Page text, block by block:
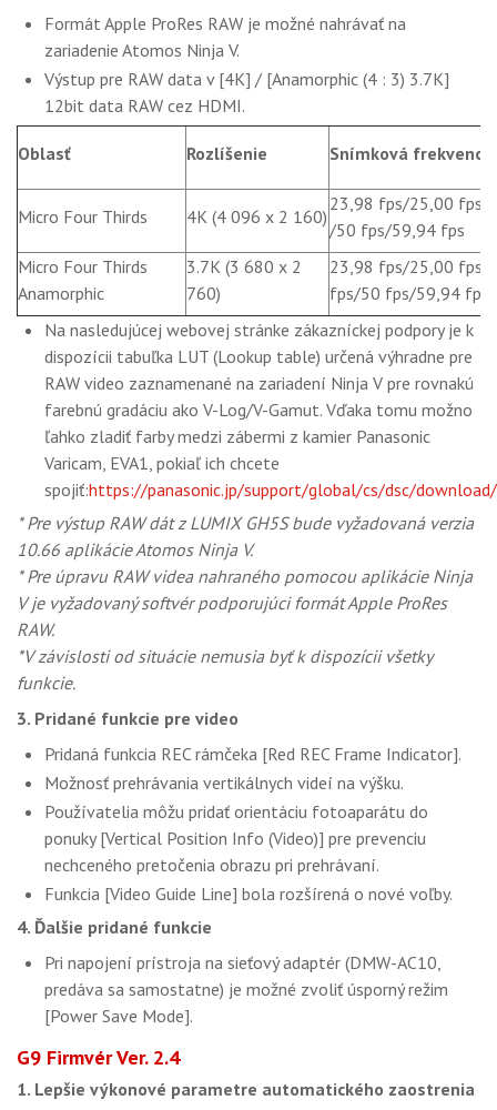
Formát Apple ProRes RAW je možné nahrávať na
zariadenie Atomos Ninja V.
Výstup pre RAW data v [4K] / [Anamorphic (4 : 3) 3.7K]
12bit data RAW cez HDMI.
Oblasť Rozlíšenie Snímková frekvencia
Micro Four Thirds 4K (4 096 x 2 160)
23,98 fps/25,00 fps/
/50 fps/59,94 fps
Micro Four Thirds
Anamorphic
3.7K (3 680 x 2
760)
23,98 fps/25,00 fps/
fps/50 fps/59,94 fps
Na nasledujúcej webovej stránke zákazníckej podpory je k
dispozícii tabuľka LUT (Lookup table) určená výhradne pre
RAW video zaznamenané na zariadení Ninja V pre rovnakú
farebnú gradáciu ako V-Log/V-Gamut. Vďaka tomu možno
ľahko zladiť farby medzi zábermi z kamier Panasonic
Varicam, EVA1, pokiaľ ich chcete
spojiť:https://panasonic.jp/support/global/cs/dsc/
* Pre výstup RAW dát z LUMIX GH5S bude vyžadovaná verzia
10.66 aplikácie Atomos Ninja V.
* Pre úpravu RAW videa nahraného pomocou aplikácie Ninja
V je vyžadovaný softvér podporujúci formát Apple ProRes
RAW.
*V závislosti od situácie nemusia byť k dispozícii všetky
funkcie.
3. Pridané funkcie pre video
Pridaná funkcia REC rámčeka [Red REC Frame Indicator].
Možnosť prehrávania vertikálnych videí na výšku.
Používatelia môžu pridať orientáciu fotoaparátu do
ponuky [Vertical Position Info (Video)] pre prevenciu
nechceného pretočenia obrazu pri prehrávaní.
Funkcia [Video Guide Line] bola rozšírená o nové voľby.
4. Ďalšie pridané funkcie
Pri napojení prístroja na sieťový adaptér (DMW-AC10,
predáva sa samostatne) je možné zvoliť úsporný režim
[Power Save Mode].
G9 Firmvér Ver. 2.4
1. Lepšie výkonové parametre automatického zaostrenia